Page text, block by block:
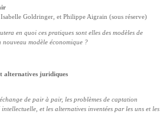
Goldringer, et Philippe Aigrain (sous réserve)
en quoi ces pratiques sont elles des modèles de
modèle économique ?
alternatives juridiques
de pair à pair, les problèmes de captation
et les alternatives inventées par les uns et les